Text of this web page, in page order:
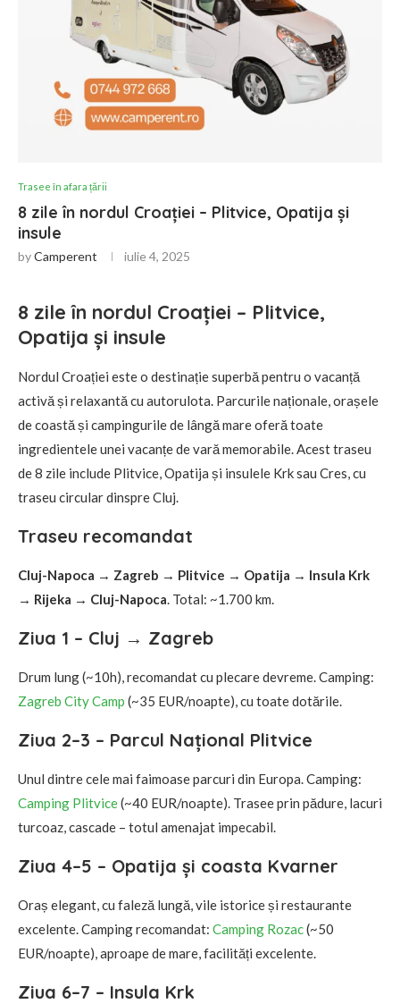
Trasee în afara țării
8 zile în nordul Croației – Plitvice, Opatija și
insule
byCamperent iulie 4, 2025
8 zile în nordul Croației – Plitvice,
Opatija și insule
Nordul Croației este o destinație superbă pentru o vacanță
activă și relaxantă cu autorulota. Parcurile naționale, orașele
de coastă și campingurile de lângă mare oferă toate
ingredientele unei vacanțe de vară memorabile. Acest traseu
de 8 zile include Plitvice, Opatija și insulele Krk sau Cres, cu
traseu circular dinspre Cluj.
Traseu recomandat
Cluj-Napoca → Zagreb → Plitvice → Opatija → Insula Krk
→ Rijeka → Cluj-Napoca. Total: ~1.700 km.
Ziua 1 – Cluj → Zagreb
Drum lung (~10h), recomandat cu plecare devreme. Camping:
Zagreb City Camp (~35 EUR/noapte), cu toate dotările.
Ziua 2–3 – Parcul Național Plitvice
Unul dintre cele mai faimoase parcuri din Europa. Camping:
Camping Plitvice(~40 EUR/noapte). Trasee prin pădure, lacuri
turcoaz, cascade – totul amenajat impecabil.
Ziua 4–5 – Opatija și coasta Kvarner
Oraș elegant, cu faleză lungă, vile istorice și restaurante
excelente. Camping recomandat: Camping Rozac(~50
EUR/noapte), aproape de mare, facilități excelente.
Ziua 6–7 – Insula Krk